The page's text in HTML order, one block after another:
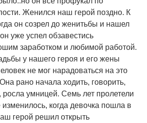
Женился наш герой поздно. К
он созрел до женитьбы и нашел
уже успел обзавестись
заработком и любимой работой.
у нашего героя и его жены
не мог нарадоваться на это
рано начала ходить, говорить,
росла умницей. Семь лет пролетели
изменилось, когда девочка пошла в
герой решил открыть